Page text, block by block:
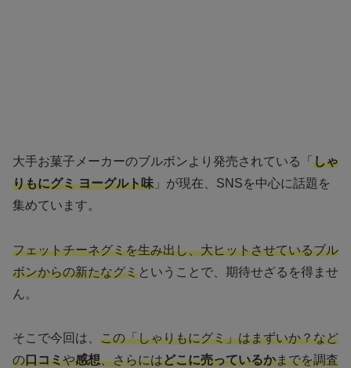
大手お菓子メーカーのブルボンより発売されている「 しゃ
りもにグミ ヨーグルト味 」が現在、SNSを中心に話題を
集めています。
フェットチーネグミを生み出し、大ヒットさせているブル
ボンからの新たなグミということで、期待せざるを得ませ
ん。
そこで今回は、 この「しゃりもにグミ」はまずいか？など
の口コミや感想、さらにはどこに売っているかまでを調査